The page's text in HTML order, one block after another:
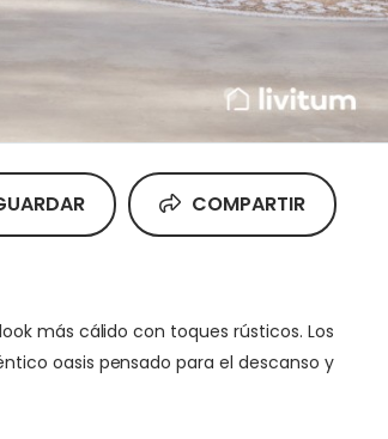
COMPARTIR
más cálido con toques rústicos. Los
oasis pensado para el descanso y